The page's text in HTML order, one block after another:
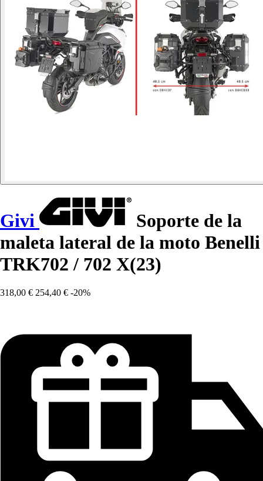
Givi
Soporte de la
maleta lateral de la moto Benelli
TRK702 / 702 X(23)
318,00 € 254,40 € -20%